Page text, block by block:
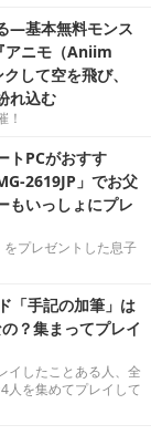
―基本無料モンス
アニモ（Aniim
して空を飛び、
れ込む
！
トPCがおすす
2619JP」でお父
もいっしょにプレ
プレゼントした息子
「手記の加筆」は
？集まってプレイ
イしたことある人、全
人を集めてプレイして